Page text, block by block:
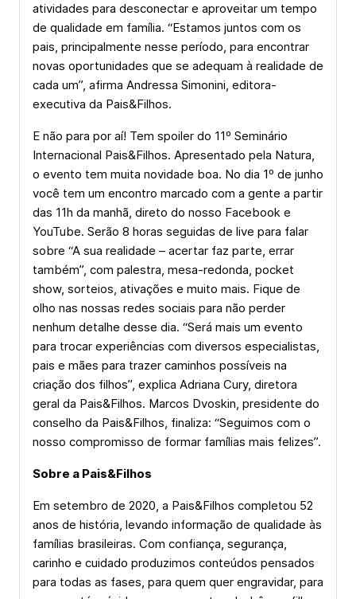
atividades para desconectar e aproveitar um tempo
de qualidade em família. “Estamos juntos com os
pais, principalmente nesse período, para encontrar
novas oportunidades que se adequam à realidade de
cada um”, afirma Andressa Simonini, editora-
executiva da Pais&Filhos.
E não para por aí! Tem spoiler do 11º Seminário
Internacional Pais&Filhos. Apresentado pela Natura,
o evento tem muita novidade boa. No dia 1º de junho
você tem um encontro marcado com a gente a partir
das 11h da manhã, direto do nosso Facebook e
YouTube. Serão 8 horas seguidas de live para falar
sobre “A sua realidade – acertar faz parte, errar
também”, com palestra, mesa-redonda, pocket
show, sorteios, ativações e muito mais. Fique de
olho nas nossas redes sociais para não perder
nenhum detalhe desse dia. “Será mais um evento
para trocar experiências com diversos especialistas,
pais e mães para trazer caminhos possíveis na
criação dos filhos”, explica Adriana Cury, diretora
geral da Pais&Filhos. Marcos Dvoskin, presidente do
conselho da Pais&Filhos, finaliza: “Seguimos com o
nosso compromisso de formar famílias mais felizes”.
Sobre a Pais&Filhos
Em setembro de 2020, a Pais&Filhos completou 52
anos de história, levando informação de qualidade às
famílias brasileiras. Com confiança, segurança,
carinho e cuidado produzimos conteúdos pensados
para todas as fases, para quem quer engravidar, para